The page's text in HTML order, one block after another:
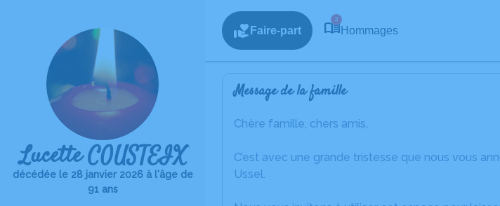
Lucette COUSTEIX
décédée le 28 janvier 2026 à l'âge de
91 ans
Faire-part
2
Hommages
Message de la famille
Chère famille, chers amis,
C’est avec une grande tristesse que nous vous
Ussel.